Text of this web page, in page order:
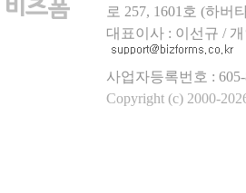
로 257, 1601호 (하버
대표이사 : 이선규 / 개
사업자등록번호 :
Copyright (c) 2000-